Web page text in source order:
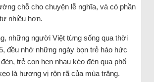
chỗ cho chuyện lễ nghĩa, và có phần
nhiều hơn.
những người Việt từng sống qua thời
đều nhớ những ngày bọn trẻ háo hức
trẻ con hẹn nhau kéo đèn qua phố
là hương vị rộn rã của mùa trăng.